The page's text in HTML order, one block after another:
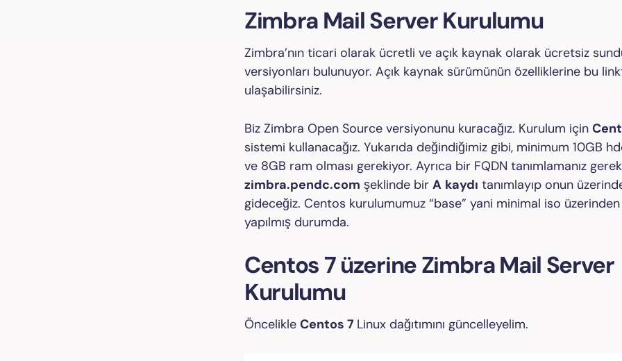
Zimbra Mail Server Kurulumu
Zimbra’nın ticari olarak ücretli ve açık kaynak olarak ücretsiz
versiyonları bulunuyor. Açık kaynak sürümünün özelliklerine bu
ulaşabilirsiniz.
Biz Zimbra Open Source versiyonunu kuracağız. Kurulum için
sistemi kullanacağız. Yukarıda değindiğimiz gibi, minimum 10GB
ve 8GB ram olması gerekiyor. Ayrıca bir FQDN tanımlamanız
zimbra.pendc.com şeklinde bir A kaydı tanımlayıp onun
gideceğiz. Centos kurulumumuz “base” yani minimal iso
yapılmış durumda.
Centos 7 üzerine Zimbra Mail Server
Kurulumu
Öncelikle Centos 7 Linux dağıtımını güncelleyelim.